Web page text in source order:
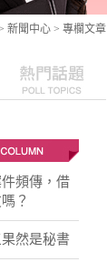
新聞中心 > 專欄文章
頻傳，借
？
然是秘書